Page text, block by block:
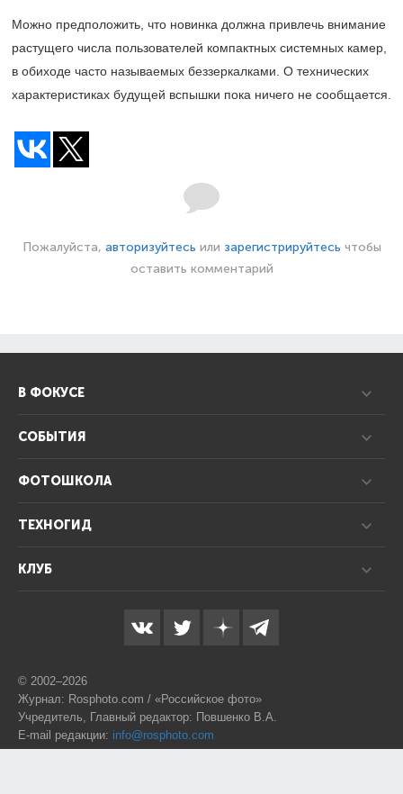
Можно предположить, что новинка должна привлечь внимание
растущего числа пользователей компактных системных камер,
в обиходе часто называемых беззеркалками. О технических
характеристиках будущей вспышки пока ничего не сообщается.
Пожалуйста, авторизуйтесь или зарегистрируйтесь чтобы
оставить комментарий
В ФОКУСЕ
СОБЫТИЯ
ФОТОШКОЛА
ТЕХНОГИД
КЛУБ
© 2002–2026
Журнал: Rosphoto.com / «Российское фото»
Учредитель, Главный редактор: Повшенко В.А.
E-mail редакции: info@rosphoto.com